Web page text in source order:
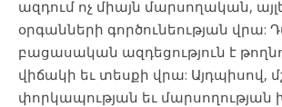
ազդում ոչ միայն մարսողական,
օրգանների գործունեության վրա:
բացասական ազդեցություն է
վիճակի եւ տեսքի վրա: Այդպիսով,
փորկապության եւ